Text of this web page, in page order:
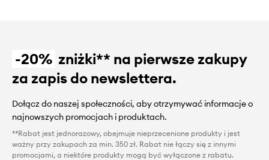
-20% zniżki** na pierwsze zakupy
za zapis do newslettera.
Dołącz do naszej społeczności, aby otrzymywać informacje o
najnowszych promocjach i produktach.
**Rabat jest jednorazowy, obejmuje nieprzecenione produkty i jest
ważny przy zakupach za min. 350 zł. Rabat nie łączy się z innymi
promocjami, a niektóre produkty mogą być wyłączone z rabatu.